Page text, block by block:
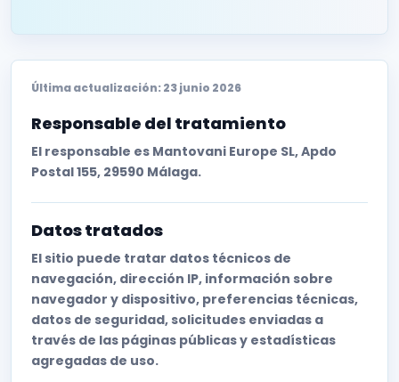
Última actualización: 23 junio 2026
Responsable del tratamiento
El responsable es Mantovani Europe SL, Apdo
Postal 155, 29590 Málaga.
Datos tratados
El sitio puede tratar datos técnicos de
navegación, dirección IP, información sobre
navegador y dispositivo, preferencias técnicas,
datos de seguridad, solicitudes enviadas a
través de las páginas públicas y estadísticas
agregadas de uso.